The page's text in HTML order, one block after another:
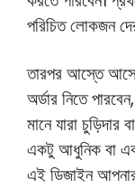
পরিচিত লোকজন
তারপর আস্তে
অর্ডার নিতে
মানে যারা চুড়িদার
একটু আধুনিক বা
এই ডিজাইন